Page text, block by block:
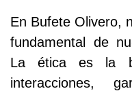
En Bufete Olivero,
fundamental de
La ética es la
interacciones,